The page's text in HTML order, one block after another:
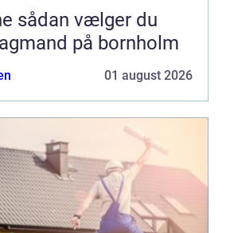
på bornholm
01 august 2026